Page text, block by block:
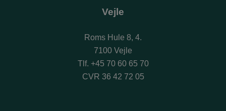
Vejle
Roms Hule 8, 4.
7100 Vejle
Tlf. +45 70 60 65 70
CVR 36 42 72 05